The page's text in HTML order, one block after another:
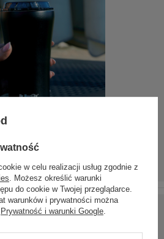
w celu realizacji usług zgodnie z
. Możesz określić warunki
do cookie w Twojej przeglądarce.
warunków i prywatności można
Prywatność i warunki Google